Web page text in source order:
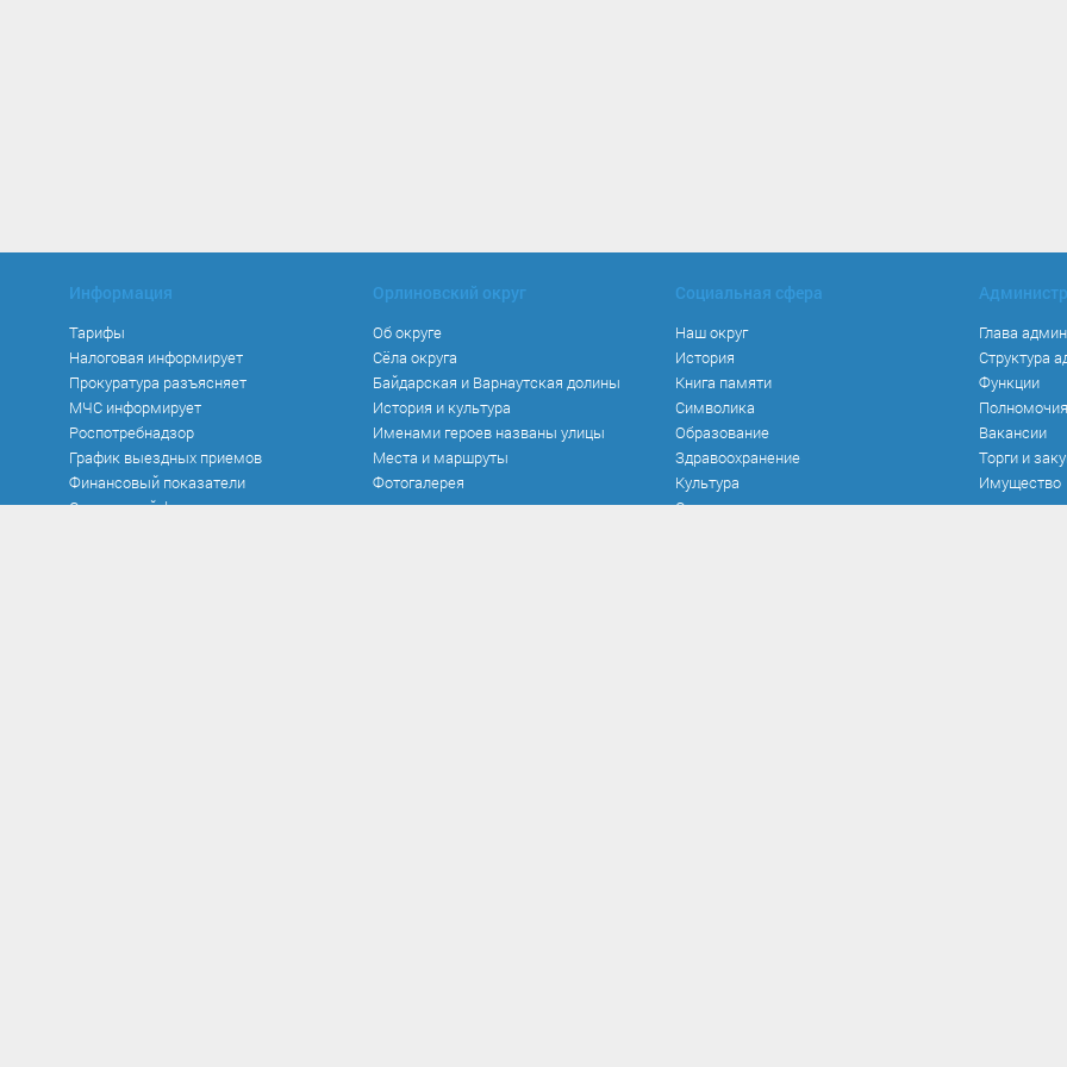
Информация
Тарифы
Налоговая информирует
Прокуратура разъясняет
МЧС информирует
Роспотребнадзор
График выездных приемов
Финансовый показатели
Социальный фонд
Орлиновский округ
Об округе
Сёла округа
Байдарская и Варнаутская долины
История и культура
Именами героев названы улицы
Места и маршруты
Фотогалерея
Социальная сфера
Наш округ
История
Книга памяти
Символика
Образование
Здравоохранение
Культура
Спорт
Глава
Структура
Функции
Полномочия
Вакансии
Торги и
Имущество